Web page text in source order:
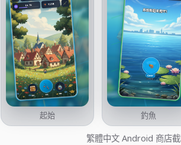
起始 釣魚
繁體中文 Android 商店